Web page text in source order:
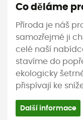
Co děláme
Příroda je náš
samozřejmé ji
celé naší
stavíme do
ekologicky
přispívají ke
Další informace